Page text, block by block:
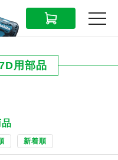
用部品
新着順